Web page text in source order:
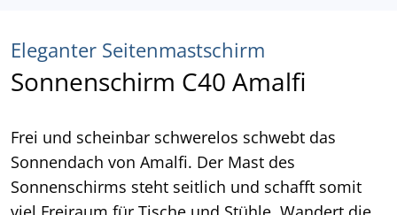
Eleganter Seitenmastschirm
Sonnenschirm C40 Amalfi
Frei und scheinbar schwerelos schwebt das
Sonnendach von Amalfi. Der Mast des
Sonnenschirms steht seitlich und schafft somit